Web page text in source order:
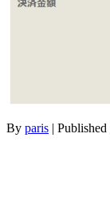
By paris | Published